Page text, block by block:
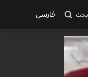
بحث فارسی